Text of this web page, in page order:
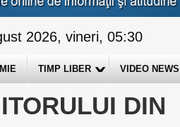
2026, vineri, 05:30
TIMP LIBER VIDEO NEWS
DIN